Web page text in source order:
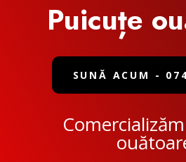
Puicuțe
SUNĂ ACUM -